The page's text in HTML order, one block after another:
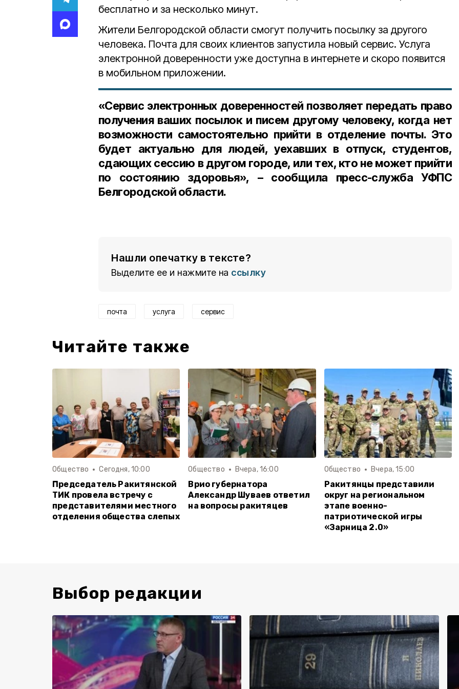
бесплатно и за несколько минут.
Жители Белгородской области смогут получить посылку за другого
человека. Почта для своих клиентов запустила новый сервис. Услуга
электронной доверенности уже доступна в интернете и скоро появится
в мобильном приложении.
«Сервис электронных доверенностей позволяет передать право
получения ваших посылок и писем другому человеку, когда нет
возможности самостоятельно прийти в отделение почты. Это
будет актуально для людей, уехавших в отпуск, студентов,
сдающих сессию в другом городе, или тех, кто не может прийти
по состоянию здоровья», – сообщила пресс-служба УФПС
Белгородской области.
Нашли опечатку в тексте?
Выделите ее и нажмите на ссылку
почта услуга сервис
Читайте также
Общество Сегодня, 10:00
Председатель Ракитянской
ТИК провела встречу с
представителями местного
отделения общества слепых
Общество Вчера, 16:00
Врио губернатора
Александр Шуваев ответил
на вопросы ракитяцев
Общество Вчера, 15:00
Ракитянцы представили
округ на региональном
этапе военно-
патриотической игры
«Зарница 2.0»
Выбор редакции